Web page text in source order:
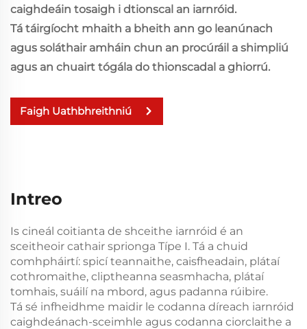
caighdeáin tosaigh i dtionscal an iarnróid.
Tá táirgíocht mhaith a bheith ann go leanúnach
agus soláthair amháin chun an procúráil a shimpliú
agus an chuairt tógála do thionscadal a ghiorrú.
Faigh Uathbhreithniú
Intreo
Is cineál coitianta de shceithe iarnróid é an
sceitheoir cathair sprionga Típe I. Tá a chuid
comhpháirtí: spicí teannaithe, caisfheadain, plátaí
cothromaithe, cliptheanna seasmhacha, plátaí
tomhais, suáilí na mbord, agus padanna rúibire.
Tá sé infheidhme maidir le codanna díreach iarnróid
caighdeánach-sceimhle agus codanna ciorclaithe a